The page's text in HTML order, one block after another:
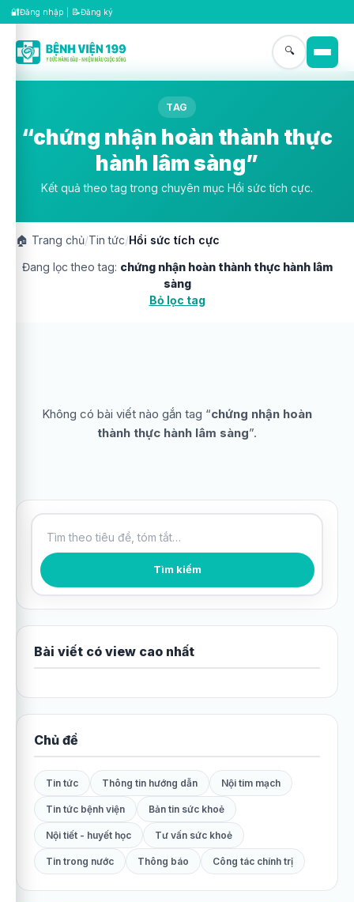
🔐Đăng nhập 📝Đăng ký
🔍
TAG
“chứng nhận hoàn thành thực
hành lâm sàng”
Kết quả theo tag trong chuyên mục Hồi sức tích cực.
🏠 Trang chủ/Tin tức/Hồi sức tích cực
Đang lọc theo tag: chứng nhận hoàn thành thực hành lâm
sàng
Bỏ lọc tag
Không có bài viết nào gắn tag “chứng nhận hoàn
thành thực hành lâm sàng”.
Tìm kiếm bài viết Tìm kiếm
Bài viết có view cao nhất
Chủ đề
Tin tức Thông tin hướng dẫn Nội tim mạch
Tin tức bệnh viện Bản tin sức khoẻ
Nội tiết - huyết học Tư vấn sức khoẻ
Tin trong nước Thông báo Công tác chính trị